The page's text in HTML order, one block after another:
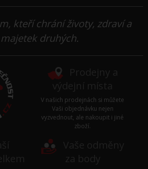
kteří chrání životy, zdraví a
majetek druhých.
V našich prodejnách si můžete
Vaši objednávku nejen
vyzvednout, ale nakoupit i jiné
zboží.